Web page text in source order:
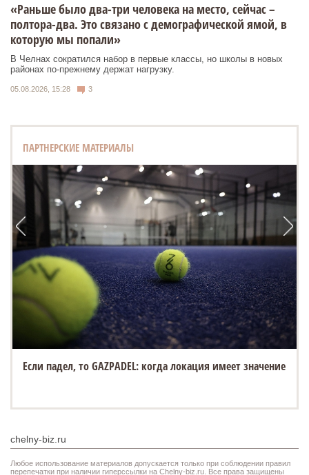
«Раньше было два-три человека на место, сейчас –
полтора-два. Это связано с демографической ямой, в
которую мы попали»
В Челнах сократился набор в первые классы, но школы в новых
районах по-прежнему держат нагрузку.
05.08.2026, 15:28 3
ПАРТНЕРСКИЕ МАТЕРИАЛЫ
Если падел, то GAZPADEL: когда локация имеет значение
chelny-biz.ru
Любое использование материалов допускается только при соблюдении правил
перепечатки при наличии гиперссылки на Chelny-biz.ru. Все права защищены